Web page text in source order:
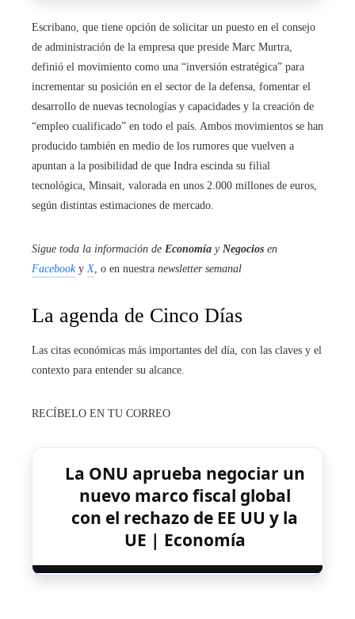
Escribano, que tiene opción de solicitar un puesto en el consejo
de administración de la empresa que preside Marc Murtra,
definió el movimiento como una “inversión estratégica” para
incrementar su posición en el sector de la defensa, fomentar el
desarrollo de nuevas tecnologías y capacidades y la creación de
“empleo cualificado” en todo el país. Ambos movimientos se han
producido también en medio de los rumores que vuelven a
apuntan a la posibilidad de que Indra escinda su filial
tecnológica, Minsait, valorada en unos 2.000 millones de euros,
según distintas estimaciones de mercado.
Sigue toda la información de Economía y Negocios en
FacebookyX, o en nuestra newsletter semanal
La agenda de Cinco Días
Las citas económicas más importantes del día, con las claves y el
contexto para entender su alcance.
RECÍBELO EN TU CORREO
La ONU aprueba negociar un
nuevo marco fiscal global
con el rechazo de EE UU y la
UE | Economía